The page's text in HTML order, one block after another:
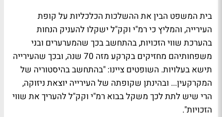
בית המשפט הבין את ההשלכות הכלכליות על קופת
העירייה, והמליץ כי רמ"י וקק"ל ישקלו להעניק הנחות
בהערכת שווי הזכויות, בהתחשב בכך שהמערערים ובני
משפחותיהם מחזיקים בקרקע מזה 70 שנה, ובכך שהעירייה
תישא בעלויות. השופטים ציינו: "בהתחשב בהיסטוריה של
המקרקעין... ובהינתן שקופתה של העירייה יוצאת ניזוקה,
הרי שיש לתת לכך משקל בבוא רמ"י וקק"ל להעריך את שווי
הזכויות".